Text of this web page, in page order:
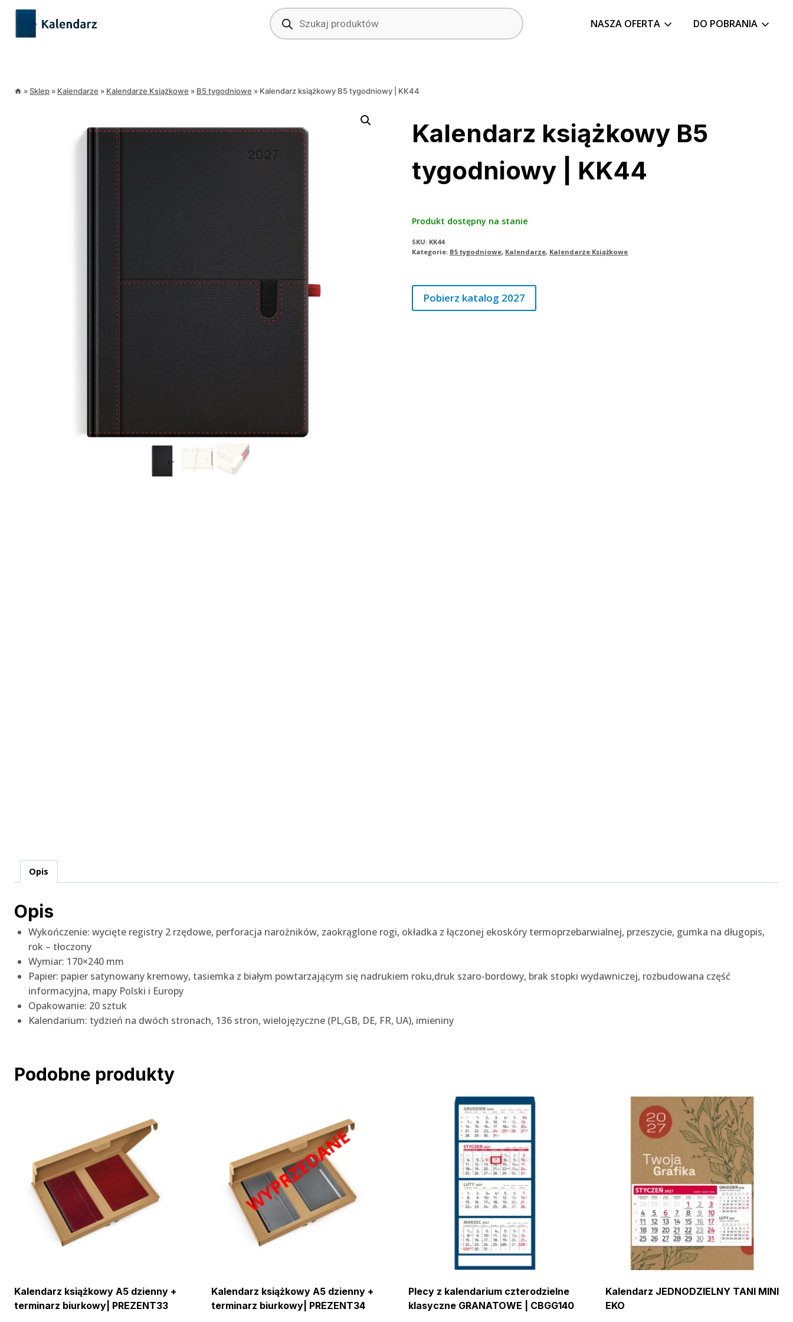
treści
Przejdź
treści
Wyszukiwarka
produktów NASZA OFERTA DO POBRANIA
»Sklep » Kalendarze » Kalendarze Książkowe » B5 tygodniowe » Kalendarz książkowy B5 tygodniowy | KK44
Kalendarz książkowy B5
tygodniowy | KK44
Produkt dostępny na stanie
SKU: KK44
Kategorie: B5 tygodniowe, Kalendarze, Kalendarze Książkowe
Pobierz katalog 2027
Opis
Opis
Wykończenie: wycięte registry 2 rzędowe, perforacja narożników, zaokrąglone rogi, okładka z łączonej ekoskóry termoprzebarwialnej, przeszycie, gumka na długopis,
rok – tłoczony
Wymiar: 170×240 mm
Papier: papier satynowany kremowy, tasiemka z białym powtarzającym się nadrukiem roku,druk szaro-bordowy, brak stopki wydawniczej, rozbudowana część
informacyjna, mapy Polski i Europy
Opakowanie: 20 sztuk
Kalendarium: tydzień na dwóch stronach, 136 stron, wielojęzyczne (PL,GB, DE, FR, UA), imieniny
Podobne produkty
Kalendarz książkowy A5 dzienny +
terminarz biurkowy| PREZENT33
Kalendarz książkowy A5 dzienny +
terminarz biurkowy| PREZENT34
Plecy z kalendarium czterodzielne
klasyczne GRANATOWE | CBGG140
Kalendarz JEDNODZIELNY TANI MINI
EKO